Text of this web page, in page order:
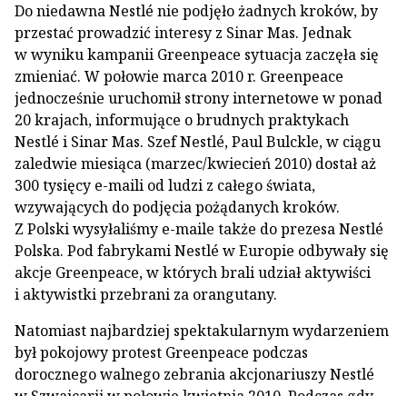
Do niedawna Nestlé nie podjęło żadnych kroków, by
przestać prowadzić interesy z Sinar Mas. Jednak
w wyniku kampanii Greenpeace sytuacja zaczęła się
zmieniać. W połowie marca 2010 r. Greenpeace
jednocześnie uruchomił strony internetowe w ponad
20 krajach, informujące o brudnych praktykach
Nestlé i Sinar Mas. Szef Nestlé, Paul Bulckle, w ciągu
zaledwie miesiąca (marzec/kwiecień 2010) dostał aż
300 tysięcy e-maili od ludzi z całego świata,
wzywających do podjęcia pożądanych kroków.
Z Polski wysyłaliśmy e-maile także do prezesa Nestlé
Polska. Pod fabrykami Nestlé w Europie odbywały się
akcje Greenpeace, w których brali udział aktywiści
i aktywistki przebrani za orangutany.
Natomiast najbardziej spektakularnym wydarzeniem
był pokojowy protest Greenpeace podczas
dorocznego walnego zebrania akcjonariuszy Nestlé